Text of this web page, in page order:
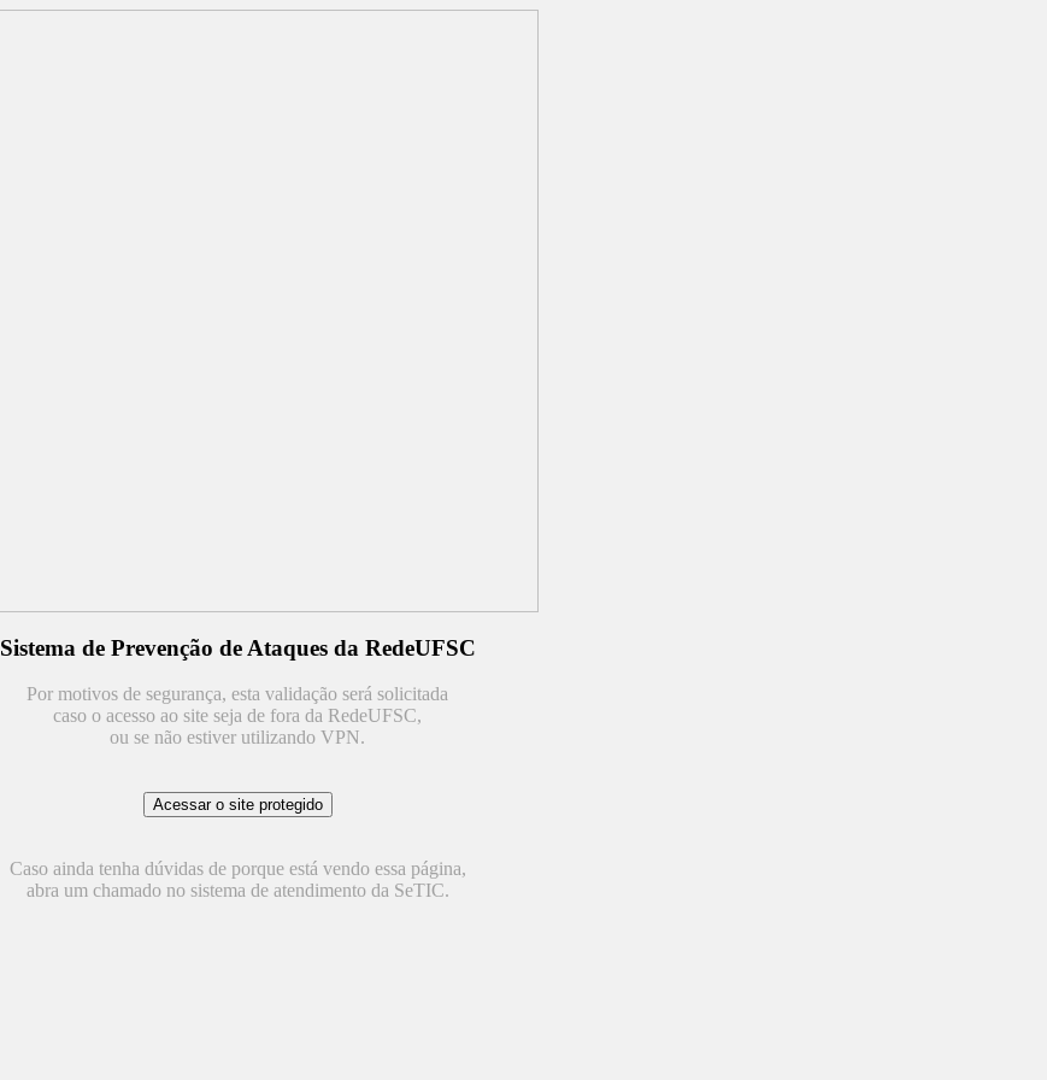
Sistema de Prevenção de Ataques da RedeUFSC
Por motivos de segurança, esta validação será solicitada
caso o acesso ao site seja de fora da RedeUFSC,
ou se não estiver utilizando VPN.
Caso ainda tenha dúvidas de porque está vendo essa página,
abra um chamado no sistema de atendimento da SeTIC.